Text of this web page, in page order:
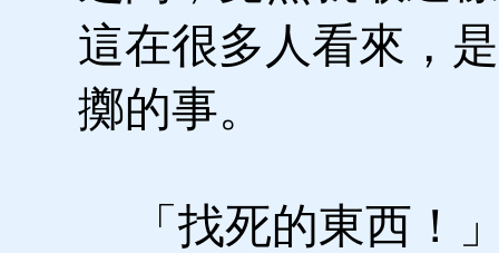
這在很多人看來，
擲的事。
「找死的東西！